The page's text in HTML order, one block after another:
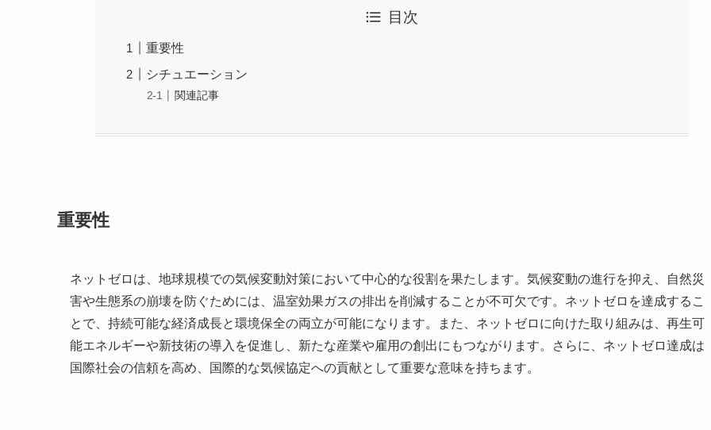
目次
重要性
シチュエーション
関連記事
重要性
ネットゼロは、地球規模での気候変動対策において中心的な役割を果たします。気候変動の進行を抑え、自然災
害や生態系の崩壊を防ぐためには、温室効果ガスの排出を削減することが不可欠です。ネットゼロを達成するこ
とで、持続可能な経済成長と環境保全の両立が可能になります。また、ネットゼロに向けた取り組みは、再生可
能エネルギーや新技術の導入を促進し、新たな産業や雇用の創出にもつながります。さらに、ネットゼロ達成は
国際社会の信頼を高め、国際的な気候協定への貢献として重要な意味を持ちます。